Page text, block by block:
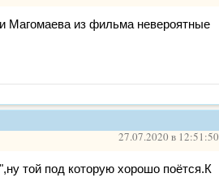
Магомаева из фильма невероятные
27.07.2020 в 12:51:50
той под которую хорошо поётся.К